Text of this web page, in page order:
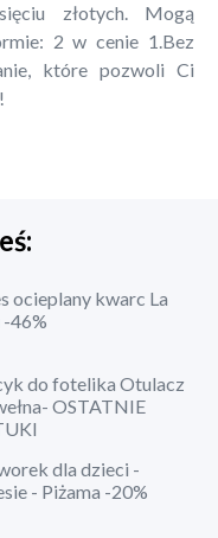
złotych. Mogą
2 w cenie 1.Bez
które pozwoli Ci
ocieplany kwarc La
-46%
do fotelika Otulacz
OSTATNIE
dla dzieci -
- Piżama -20%